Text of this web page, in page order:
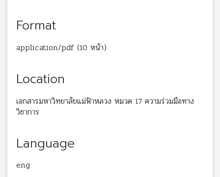
Format
application/pdf (10 หน้า)
Location
เอกสารมหาวิทยาลัยแม่ฟ้าหลวง หมวด 17 ความร่วมมือทาง
วิชาการ
Language
eng